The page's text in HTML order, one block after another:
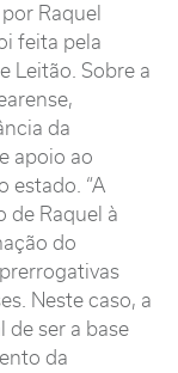
Raquel
feita pela
Leitão. Sobre a
da
apoio ao
estado. “A
de Raquel à
do
Neste caso, a
ser a base
da